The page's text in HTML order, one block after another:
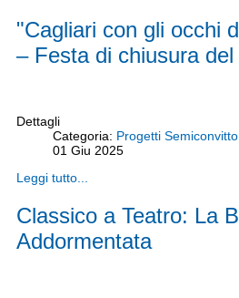
"Cagliari con gli occhi
– Festa di chiusura
Dettagli
Categoria: Progetti Semiconvitto
01 Giu 2025
Leggi tutto...
Classico a Teatro: La
Addormentata